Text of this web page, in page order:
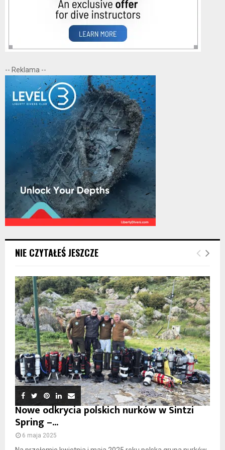
-- Reklama --
NIE CZYTAŁEŚ JESZCZE
Nowe odkrycia polskich nurków w Sintzi
Spring –...
6 maja 2025